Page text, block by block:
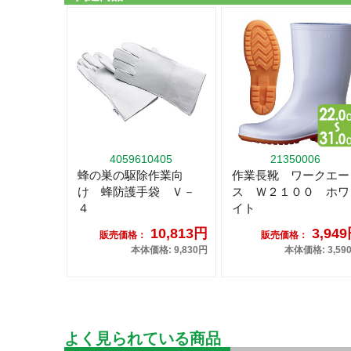
4059610405
蜂の巣の駆除作業向
け 蜂防護手袋 Ｖ－
４
販売価格： 10,813円
本体価格: 9,830円
21350006
作業長靴 ワークエー
ス Ｗ２１００ ホワ
イト
販売価格： 3,949
本体価格:
よく見られている商品